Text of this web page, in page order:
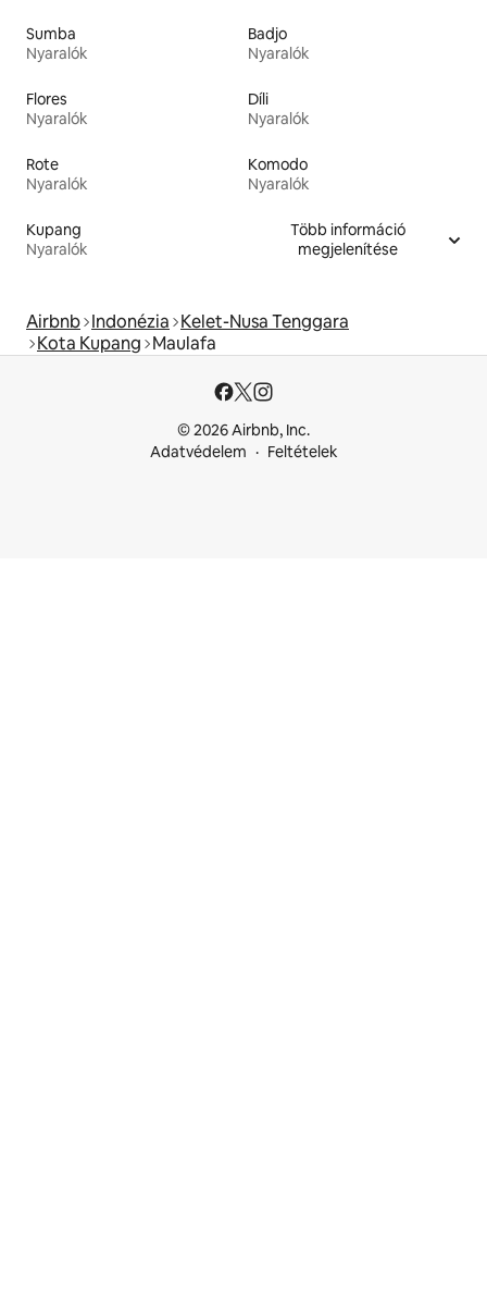
Sumba
Nyaralók
Badjo
Nyaralók
Flores
Nyaralók
Díli
Nyaralók
Rote
Nyaralók
Komodo
Nyaralók
Kupang
Nyaralók
Több információ
megjelenítése
Airbnb Indonézia Kelet-Nusa Tenggara
Kota Kupang Maulafa
© 2026 Airbnb, Inc.
Adatvédelem
Feltételek